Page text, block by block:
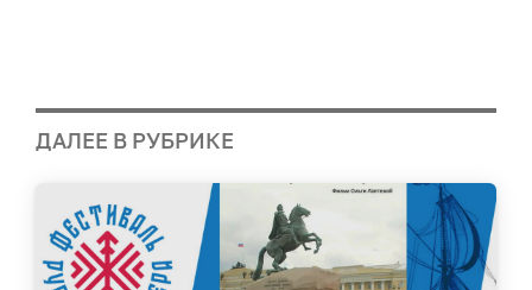
ДАЛЕЕ В РУБРИКЕ